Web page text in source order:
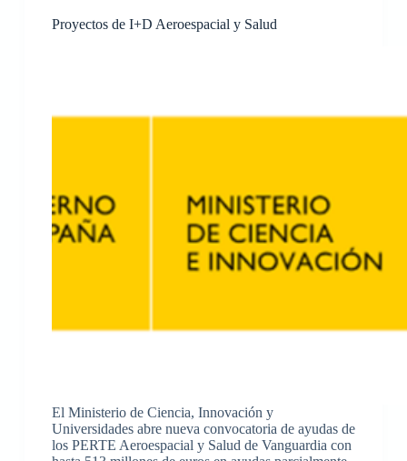
Proyectos de I+D Aeroespacial y Salud
El Ministerio de Ciencia, Innovación y
Universidades abre nueva convocatoria de ayudas de
los PERTE Aeroespacial y Salud de Vanguardia con